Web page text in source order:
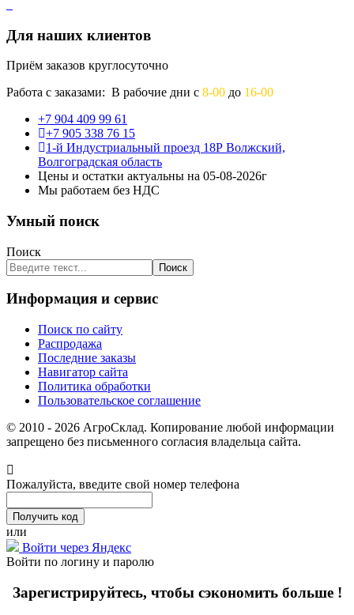
Для наших клиентов
Приём заказов круглосуточно
Работа с заказами: В рабочие дни с 8-00 до 16-00
+7 904 409 99 61
+7 905 338 76 15
1-й Индустриальный проезд 18Р Волжский,
Волгоградская область
Цены и остатки актуальны на 05-08-2026г
Мы работаем без НДС
Умный поиск
Поиск
Поиск
Информация и сервис
Поиск по сайту
Распродажа
Последние заказы
Навигатор сайта
Политика обработки
Пользовательское соглашение
© 2010 - 2026 АгроСклад. Копирование любой информации
запрещено без письменного согласия владельца сайта.
Пожалуйста, введите свой номер телефона
или
Войти через Яндекс
Войти по логину и паролю
Зарегистрируйтесь, чтобы сэкономить больше !